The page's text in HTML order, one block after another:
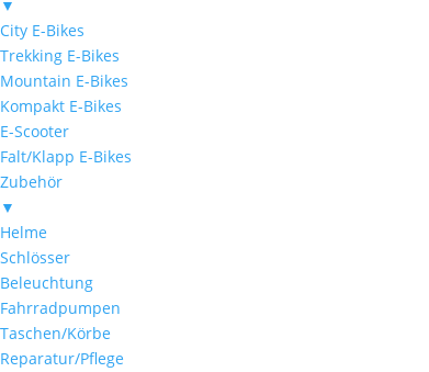
▼
City E-Bikes
Trekking E-Bikes
Mountain E-Bikes
Kompakt E-Bikes
E-Scooter
Falt/Klapp E-Bikes
Zubehör
▼
Helme
Schlösser
Beleuchtung
Fahrradpumpen
Taschen/Körbe
Reparatur/Pflege